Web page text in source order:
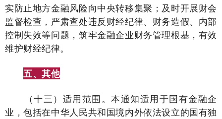
实防止地方金融风险向中央转移集聚；及时开展财会
监督检查，严肃查处违反财经纪律、财务造假、内部
控制失效等问题，筑牢金融企业财务管理根基，有效
维护财经纪律。
五、其他
（十三）适用范围。本通知适用于国有金融企
业，包括在中华人民共和国境内外依法设立的国有独